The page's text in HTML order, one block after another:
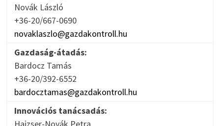
Novák László
+36-20/667-0690
novaklaszlo@gazdakontroll.hu
Gazdaság-átadás:
Bardocz Tamás
+36-20/392-6552
bardocztamas@gazdakontroll.hu
Innovációs tanácsadás: